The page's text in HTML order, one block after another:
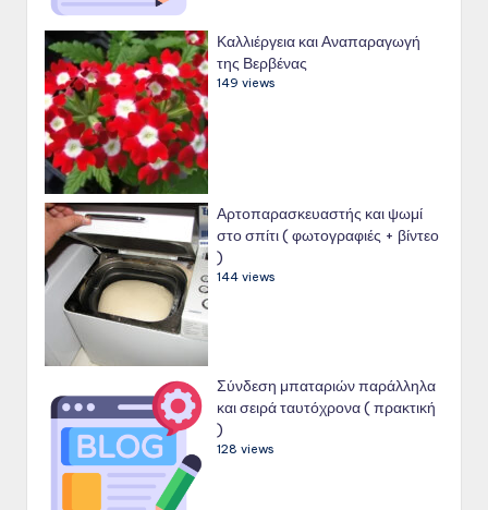
Καλλιέργεια και Αναπαραγωγή
της Βερβένας
149 views
Αρτοπαρασκευαστής και ψωμί
στο σπίτι ( φωτογραφιές + βίντεο
)
144 views
Σύνδεση μπαταριών παράλληλα
και σειρά ταυτόχρονα ( πρακτική
)
128 views